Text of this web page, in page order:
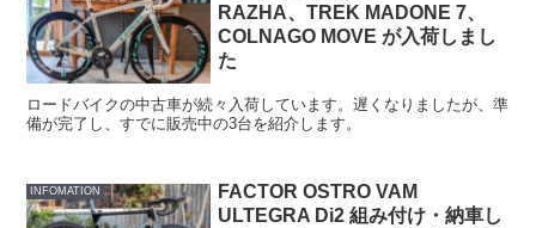
RAZHA、TREK MADONE 7、
COLNAGO MOVE が入荷しまし
た
ロードバイクの中古車が続々入荷しています。遅くなりましたが、準
備が完了し、すでに販売中の3台を紹介します。
INFOMATION
FACTOR OSTRO VAM
ULTEGRA Di2 組み付け・納車し